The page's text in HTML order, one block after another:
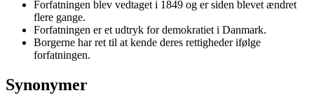
Forfatningen blev vedtaget i 1849 og er siden blevet ændret
flere gange.
Forfatningen er et udtryk for demokratiet i Danmark.
Borgerne har ret til at kende deres rettigheder ifølge
forfatningen.
Synonymer